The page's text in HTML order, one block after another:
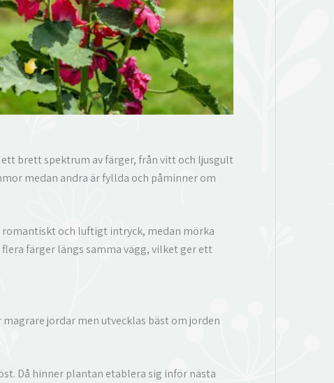
brett spektrum av färger, från vitt och ljusgult
medan andra är fyllda och påminner om
romantiskt och luftigt intryck, medan mörka
färger längs samma vägg, vilket ger ett
jordar men utvecklas bäst om jorden
Då hinner plantan etablera sig inför nästa